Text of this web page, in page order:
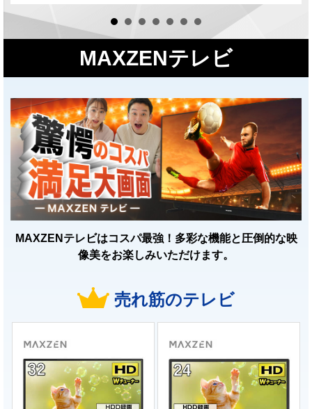
MAXZENテレビ
MAXZENテレビはコスパ最強！多彩な機能と圧倒的な映
像美をお楽しみいただけます。
売れ筋のテレビ